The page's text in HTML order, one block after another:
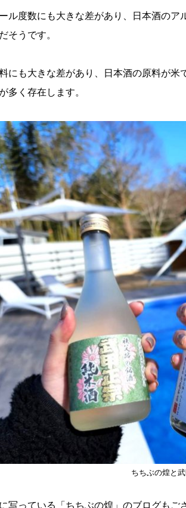
ル度数にも大きな差があり、日本酒の
そうです。
にも大きな差があり、日本酒の原料が
多く存在します。
ちちぶの煌と
写っている「 ちちぶの煌 」のブログもご